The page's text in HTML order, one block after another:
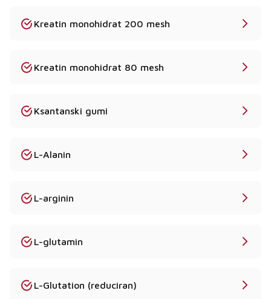
Kreatin monohidrat 200 mesh
Kreatin monohidrat 80 mesh
Ksantanski gumi
L-Alanin
L-arginin
L-glutamin
L-Glutation (reduciran)